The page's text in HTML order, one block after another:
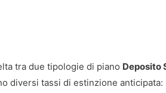
tra due tipologie di piano Deposito
diversi tassi di estinzione anticipata: